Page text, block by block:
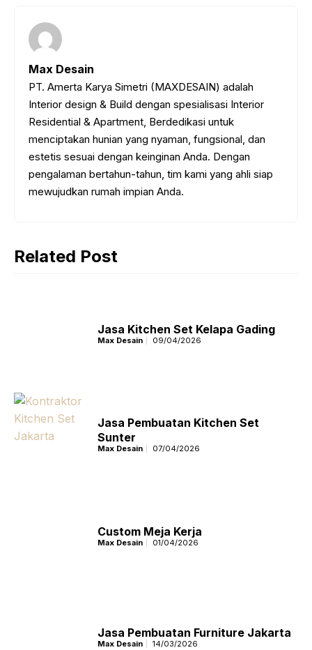
Max Desain
PT. Amerta Karya Simetri (MAXDESAIN) adalah
Interior design & Build dengan spesialisasi Interior
Residential & Apartment, Berdedikasi untuk
menciptakan hunian yang nyaman, fungsional, dan
estetis sesuai dengan keinginan Anda. Dengan
pengalaman bertahun-tahun, tim kami yang ahli siap
mewujudkan rumah impian Anda.
Related Post
Jasa Kitchen Set Kelapa Gading
Max Desain 09/04/2026
Jasa Pembuatan Kitchen Set
Sunter
Max Desain 07/04/2026
Custom Meja Kerja
Max Desain 01/04/2026
Jasa Pembuatan Furniture Jakarta
Max Desain 14/03/2026